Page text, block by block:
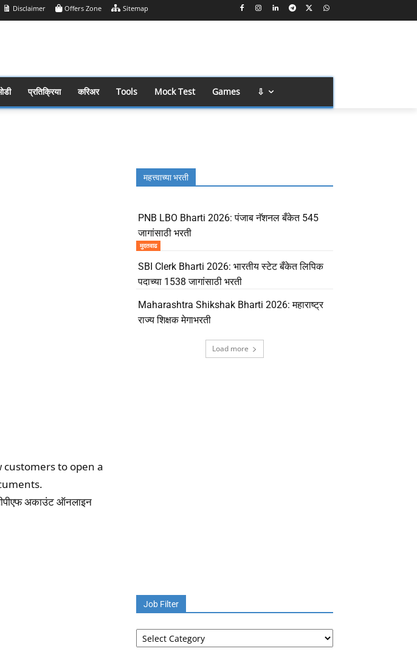
Disclaimer Offers Zone Sitemap
प्रतिक्रिया करिअर Tools Mock Test Games ⇩
customers to open a
अकाउंट ऑनलाइन
महत्त्वाच्या भरती
PNB LBO Bharti 2026: पंजाब नॅशनल बँकेत 545
जागांसाठी भरती
मुदतवाढ
SBI Clerk Bharti 2026: भारतीय स्टेट बँकेत लिपिक
पदाच्या 1538 जागांसाठी भरती
Maharashtra Shikshak Bharti 2026: महाराष्ट्र
राज्य शिक्षक मेगाभरती
Load more
Job Filter
Job
Filter